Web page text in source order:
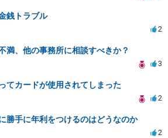
銭トラブル
2
満、他の事務所に相談すべきか？
3
てカードが使用されてしまった
2
勝手に年利をつけるのはどうなのか
2